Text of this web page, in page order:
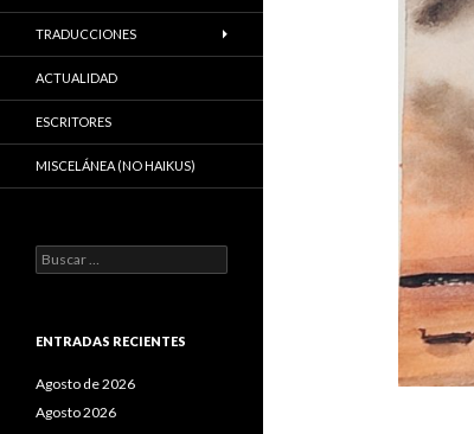
TRADUCCIONES
ACTUALIDAD
ESCRITORES
MISCELÁNEA (NO HAIKUS)
B
u
a
:
ENTRADAS RECIENTES
Agosto de 2026
Agosto 2026